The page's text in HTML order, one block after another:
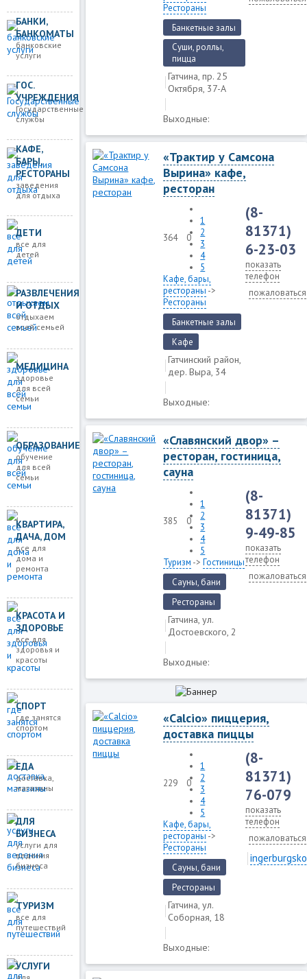
БАНКИ,
БАНКОМАТЫ
банковские
услуги
ГОС.
УЧРЕЖДЕНИЯ
Государственные
службы
КАФЕ,
БАРЫ,
РЕСТОРАНЫ
заведения
для отдыха
ДЕТИ
все для
детей
РАЗВЛЕЧЕНИЯ
И ОТДЫХ
отдыхаем
всей семьей
МЕДИЦИНА
здоровье
для всей
семьи
ОБРАЗОВАНИЕ
обучение
для всей
семьи
КВАРТИРА,
ДАЧА, ДОМ
все для
дома и
ремонта
КРАСОТА И
ЗДОРОВЬЕ
все для
здоровья и
красоты
СПОРТ
где занятся
спортом
ЕДА
доставка,
магазины
ДЛЯ
БИЗНЕСА
услуги для
ведения
бизнеса
ТУРИЗМ
все для
путешествий
УСЛУГИ
для
Рестораны
Банкетные залы
Суши, роллы,
пицца
Гатчина, пр. 25
Октября, 37-А
Выходные:
«Трактир у Самсона
Вырина» кафе,
ресторан
364 0
1
2
3
4
5
Кафе, бары,
рестораны ->
Рестораны
Банкетные залы
Кафе
Гатчинский район,
дер. Выра, 34
Выходные:
(8-
81371)
6-23-03
показать
телефон
пожаловаться
«Славянский двор» –
ресторан, гостиница,
сауна
385 0
1
2
3
4
5
Туризм ->Гостиницы
Сауны, бани
Рестораны
Гатчина, ул.
Достоевского, 2
Выходные:
(8-
81371)
9-49-85
показать
телефон
пожаловаться
«Calcio» пиццерия,
доставка пиццы
229 0
1
2
3
4
5
Кафе, бары,
рестораны ->
Рестораны
Сауны, бани
Рестораны
Гатчина, ул.
Соборная, 18
Выходные:
(8-
81371)
76-079
показать
телефон
пожаловаться